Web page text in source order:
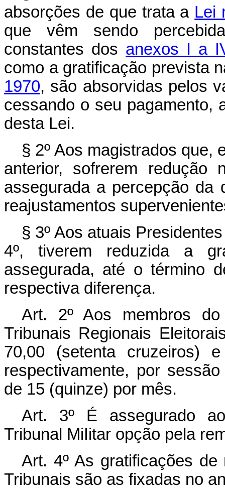
absorções de que trata a Lei
que vêm sendo
constantes dos anexos I a
como a gratificação prevista
1970, são absorvidas pelos
cessando o seu pagamento,
desta Lei.
§ 2º Aos magistrados que,
anterior, sofrerem redução
assegurada a percepção da
reajustamentos
§ 3º Aos atuais
4º, tiverem reduzida a
assegurada, até o término
respectiva diferença.
Art. 2º Aos membros
Tribunais Regionais
70,00 (setenta cruzeiros)
respectivamente, por
de 15 (quinze) por mês.
Art. 3º É assegurado
Tribunal MiIitar opção pela
Art. 4º As gratificações
Tribunais são as fixadas no